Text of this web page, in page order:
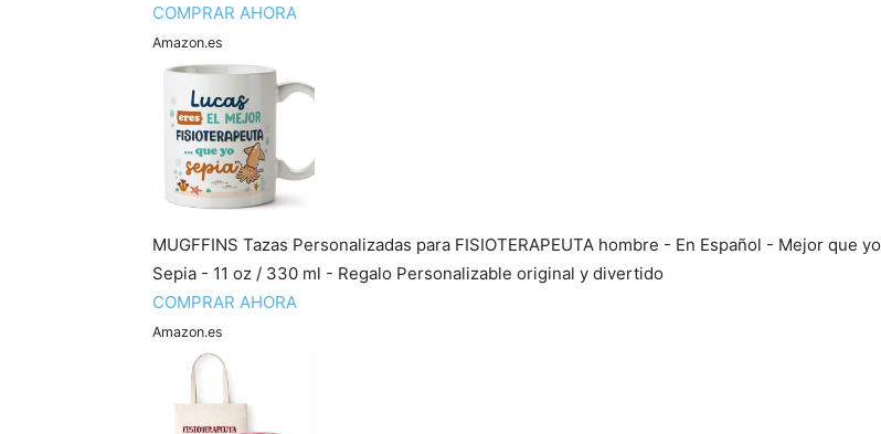
COMPRAR AHORA
Amazon.es
MUGFFINS Tazas Personalizadas para FISIOTERAPEUTA hombre - En Español - Mejor que yo
Sepia - 11 oz / 330 ml - Regalo Personalizable original y divertido
COMPRAR AHORA
Amazon.es